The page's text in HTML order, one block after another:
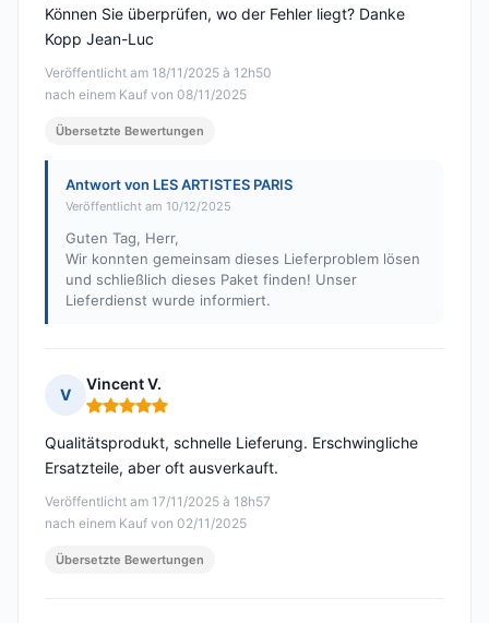
Veröffentlicht am 18/11/2025 à 12h50
nach einem Kauf von 08/11/2025
Können Sie überprüfen, wo der Fehler liegt? Danke
Kopp Jean-Luc
Übersetzte Bewertungen
Antwort von LES ARTISTES PARIS
Veröffentlicht am 10/12/2025
Guten Tag, Herr,
Wir konnten gemeinsam dieses Lieferproblem lösen
und schließlich dieses Paket finden! Unser
Lieferdienst wurde informiert.
V
Vincent V.
Hinweis: 5 von 5
Veröffentlicht am 17/11/2025 à 18h57
nach einem Kauf von 02/11/2025
Qualitätsprodukt, schnelle Lieferung. Erschwingliche
Ersatzteile, aber oft ausverkauft.
Übersetzte Bewertungen